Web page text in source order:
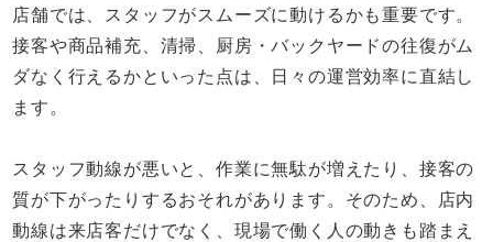
店舗では、スタッフがスムーズに動けるかも重要です。
接客や商品補充、清掃、厨房・バックヤードの往復がム
ダなく行えるかといった点は、日々の運営効率に直結し
ます。
スタッフ動線が悪いと、作業に無駄が増えたり、接客の
質が下がったりするおそれがあります。そのため、店内
動線は来店客だけでなく、現場で働く人の動きも踏まえ